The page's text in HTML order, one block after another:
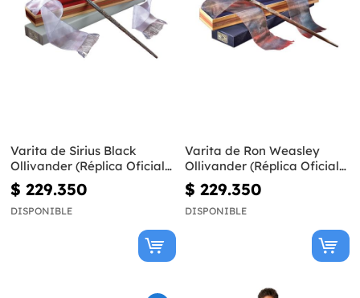
Varita de Sirius Black
Ollivander (Réplica Oficial)
- Harry Potter
$ 229.350
DISPONIBLE
Varita de Ron Weasley
Ollivander (Réplica Oficial)
- Harry Potter
$ 229.350
DISPONIBLE